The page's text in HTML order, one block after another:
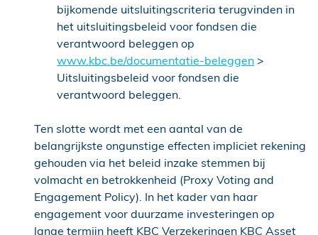
bijkomende uitsluitingscriteria terugvinden in
het uitsluitingsbeleid voor fondsen die
verantwoord beleggen op
www.kbc.be/documentatie-beleggen >
Uitsluitingsbeleid voor fondsen die
verantwoord beleggen.
Ten slotte wordt met een aantal van de
belangrijkste ongunstige effecten impliciet rekening
gehouden via het beleid inzake stemmen bij
volmacht en betrokkenheid (Proxy Voting and
Engagement Policy). In het kader van haar
engagement voor duurzame investeringen op
lange termijn heeft KBC Verzekeringen KBC Asset